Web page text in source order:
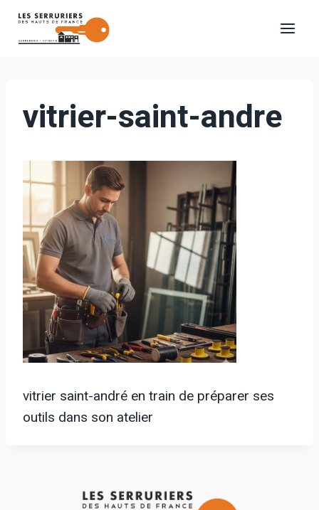
Aller
vitrier-saint-andre
vitrier saint-andré en train de préparer ses
outils dans son atelier